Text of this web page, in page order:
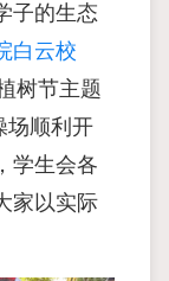
子的生态
白云校
树节主题
场顺利开
学生会各
家以实际